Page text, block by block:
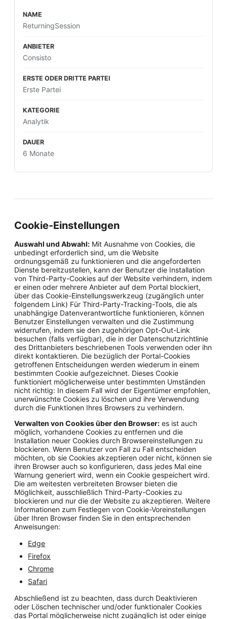
ReturningSession
Consisto
Erste Partei
Analytik
6 Monate
Cookie-Einstellungen
Auswahl und Abwahl: Mit Ausnahme von Cookies, die
unbedingt erforderlich sind, um die Website
ordnungsgemäß zu funktionieren und die angeforderten
Dienste bereitzustellen, kann der Benutzer die Installation
von Third-Party-Cookies auf der Website verhindern, indem
er einen oder mehrere Anbieter auf dem Portal blockiert,
über das Cookie-Einstellungswerkzeug (zugänglich unter
folgendem Link) Für Third-Party-Tracking-Tools, die als
unabhängige Datenverantwortliche funktionieren, können
Benutzer Einstellungen verwalten und die Zustimmung
widerrufen, indem sie den zugehörigen Opt-Out-Link
besuchen (falls verfügbar), die in der Datenschutzrichtlinie
des Drittanbieters beschriebenen Tools verwenden oder ihn
direkt kontaktieren. Die bezüglich der Portal-Cookies
getroffenen Entscheidungen werden wiederum in einem
bestimmten Cookie aufgezeichnet. Dieses Cookie
funktioniert möglicherweise unter bestimmten Umständen
nicht richtig: In diesem Fall wird der Eigentümer empfohlen,
unerwünschte Cookies zu löschen und ihre Verwendung
durch die Funktionen Ihres Browsers zu verhindern.
Verwalten von Cookies über den Browser: es ist auch
möglich, vorhandene Cookies zu entfernen und die
Installation neuer Cookies durch Browsereinstellungen zu
blockieren. Wenn Benutzer von Fall zu Fall entscheiden
möchten, ob sie Cookies akzeptieren oder nicht, können sie
ihren Browser auch so konfigurieren, dass jedes Mal eine
Warnung generiert wird, wenn ein Cookie gespeichert wird.
Die am weitesten verbreiteten Browser bieten die
Möglichkeit, ausschließlich Third-Party-Cookies zu
blockieren und nur die der Website zu akzeptieren. Weitere
Informationen zum Festlegen von Cookie-Voreinstellungen
über Ihren Browser finden Sie in den entsprechenden
Anweisungen:
Edge
Firefox
Chrome
Safari
Abschließend ist zu beachten, dass durch Deaktivieren
oder Löschen technischer und/oder funktionaler Cookies
das Portal möglicherweise nicht zugänglich ist oder einige